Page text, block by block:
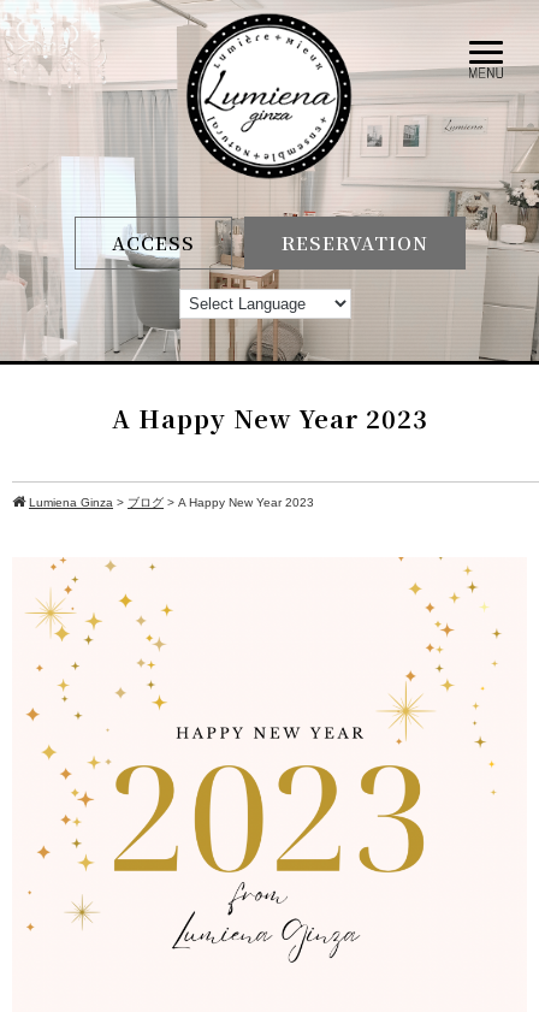
ACCESS RESERVATION
A Happy New Year 2023
Lumiena Ginza > ブログ > A Happy New Year 2023